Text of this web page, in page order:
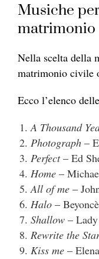
Musiche
matrimonio
Nella scelta della
matrimonio civile
Ecco l’elenco
A Thousand
Photograph –
Perfect– Ed
Home–
All of me–
Halo– Beyoncè
Shallow– Lady
Rewrite the
Kiss me–